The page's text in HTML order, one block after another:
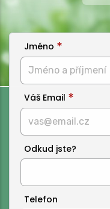
Jméno
Váš Email
Odkud jste?
Telefon